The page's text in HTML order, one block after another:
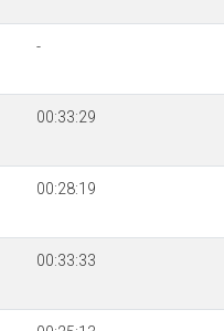
-
00:33:29
00:28:19
00:33:33